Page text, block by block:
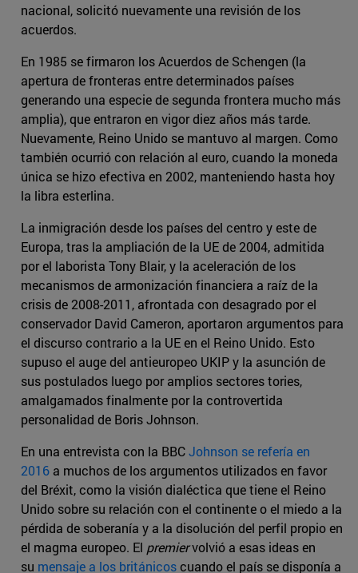
nacional, solicitó nuevamente una revisión de los
acuerdos.
En 1985 se firmaron los Acuerdos de Schengen (la
apertura de fronteras entre determinados países
generando una especie de segunda frontera mucho más
amplia), que entraron en vigor diez años más tarde.
Nuevamente, Reino Unido se mantuvo al margen. Como
también ocurrió con relación al euro, cuando la moneda
única se hizo efectiva en 2002, manteniendo hasta hoy
la libra esterlina.
La inmigración desde los países del centro y este de
Europa, tras la ampliación de la UE de 2004, admitida
por el laborista Tony Blair, y la aceleración de los
mecanismos de armonización financiera a raíz de la
crisis de 2008-2011, afrontada con desagrado por el
conservador David Cameron, aportaron argumentos para
el discurso contrario a la UE en el Reino Unido. Esto
supuso el auge del antieuropeo UKIP y la asunción de
sus postulados luego por amplios sectores tories,
amalgamados finalmente por la controvertida
personalidad de Boris Johnson.
En una entrevista con la BBCJohnson se refería en
2016 a muchos de los argumentos utilizados en favor
del Bréxit, como la visión dialéctica que tiene el Reino
Unido sobre su relación con el continente o el miedo a la
pérdida de soberanía y a la disolución del perfil propio en
el magma europeo. El premiervolvió a esas ideas en
su mensaje a los británicoscuando el país se disponía a